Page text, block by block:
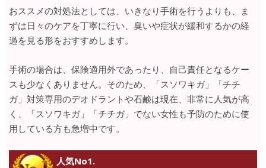
おススメの対処法としては、いきなり手術を行うよりも、ま
ずは日々のケアを丁寧に行い、臭いや症状が緩和するかの経
過を見る形をおすすめします。
手術の場合は、保険適用外であったり、自己責任となるケー
スも少なくありません。そのため、「スソワキガ」「チチ
ガ」対策専用のデオドラントや石鹸は現在、非常に人気が高
く、「スソワキガ」「チチガ」でない女性も予防のために使
用している方も急増中です。
人気No1.